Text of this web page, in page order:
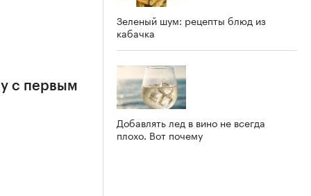
с первым
Зеленый шум: рецепты блюд из
кабачка
Добавлять лед в вино не всегда
плохо. Вот почему